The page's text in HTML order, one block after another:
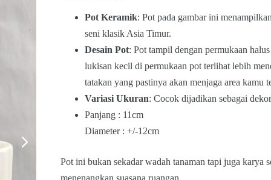
Pot Keramik: Pot pada gambar ini
seni klasik Asia Timur.
Desain Pot: Pot tampil dengan permukaan
lukisan kecil di permukaan pot terlihat lebih
tatakan yang pastinya akan menjaga area kamu
Variasi Ukuran: Cocok dijadikan sebagai
Panjang : 11cm
Diameter : +/-12cm
Pot ini bukan sekadar wadah tanaman tapi juga karya
menenangkan suasana ruangan.